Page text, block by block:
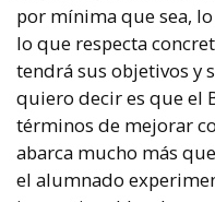
por mínima que sea,
lo que respecta
tendrá sus objetivos y
quiero decir es que el
términos de mejorar
abarca mucho más
el alumnado